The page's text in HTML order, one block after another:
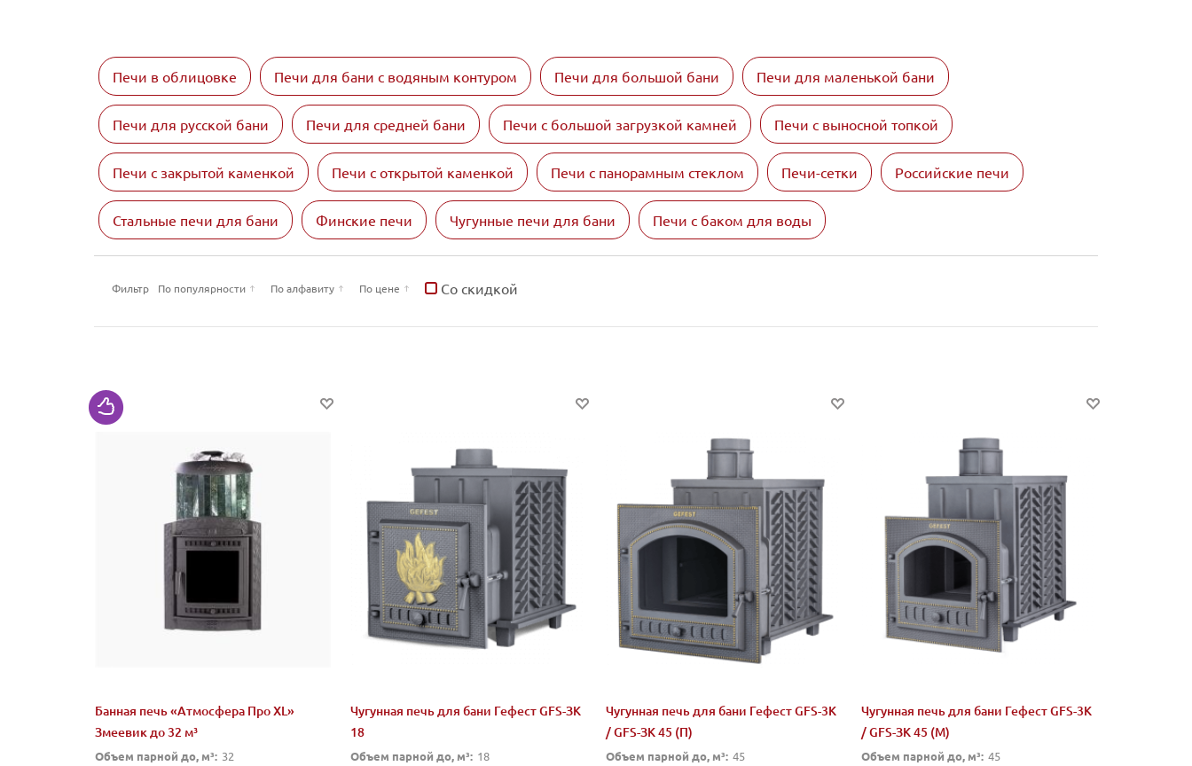
Печи в облицовке Печи для бани с водяным контуром Печи для большой бани Печи для маленькой бани
Печи для русской бани Печи для средней бани Печи с большой загрузкой камней Печи с выносной топкой
Печи с закрытой каменкой Печи с открытой каменкой Печи с панорамным стеклом Печи-сетки Российские печи
Стальные печи для бани Финские печи Чугунные печи для бани Печи с баком для воды
Фильтр По популярности По алфавиту По цене Со скидкой
Банная печь «Атмосфера Про XL»
Змеевик до 32 м³
Объем парной до, м³: 32
Чугунная печь для бани Гефест GFS-ЗК
18
Объем парной до, м³: 18
Чугунная печь для бани Гефест GFS-3K
/ GFS-ЗК 45 (П)
Объем парной до, м³: 45
Чугунная печь для бани Гефест GFS-3K
/ GFS-ЗК 45 (М)
Объем парной до, м³: 45